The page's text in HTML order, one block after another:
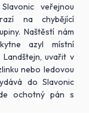
veřejnou
na chybějící
Naštěstí nám
azyl místní
uvařit v
nebo ledovou
do Slavonic
ochotný pán s